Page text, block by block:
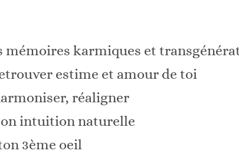
mémoires karmiques et
estime et amour de toi
réaligner
intuition naturelle
3ème oeil